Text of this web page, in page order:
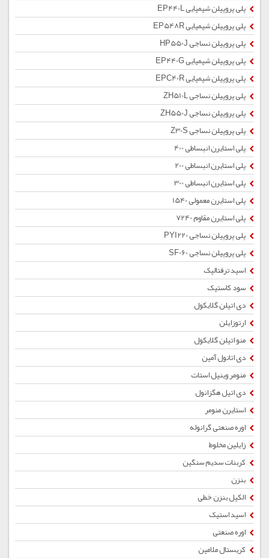
پلی پروپیلن شیمیایی EP440L
پلی پروپیلن شیمیایی EP548R
پلی پروپیلن نساجی HP550J
پلی پروپیلن شیمیایی EP440G
پلی پروپیلن شیمیایی EPC40R
پلی پروپیلن نساجی ZH510L
پلی پروپیلن نساجی ZH550J
پلی پروپیلن نساجی Z30S
پلی استایرن انبساطی 400
پلی استایرن انبساطی 200
پلی استایرن انبساطی 300
پلی استایرن معمولی 1540
پلی استایرن مقاوم 7240
پلی پروپیلن نساجی PYI220
پلی پروپیلن نساجی SF060
اسید ترفتالیک
سود کاستیک
دی اتیلن گلایکول
ارتوزایلن
منو اتیلن گلایکول
دی اتانول آمین
منومر وینیل استات
دی اتیل هگزانول
استایرن منومر
اوره صنعتی گرانوله
زایلین مخلوط
کربنات سدیم سنگین
بنزن
الکیل بنزن خطی
اسید استیک
اوره صنعتی
کریستال ملامین